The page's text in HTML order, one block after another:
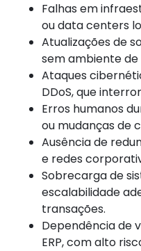
Falhas em
ou data centers
Atualizações de
sem ambiente
Ataques
DDoS, que
Erros humanos
ou mudanças de
Ausência de
e redes
Sobrecarga de
escalabilidade
transações.
Dependência de
ERP, com alto